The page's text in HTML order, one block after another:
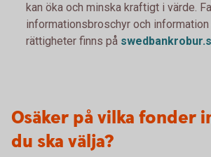
kan öka och minska kraftigt i värde.
informationsbroschyr och information
rättigheter finns på swedbankrobur.
Osäker på vilka fonder
du ska välja?